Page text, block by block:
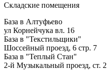
Складские помещения
База в Алтуфьево
ул Корнейчука вл. 16
База в "Текстильщики"
Шоссейный проезд, 6 стр. 7
База в "Теплый Стан"
2-й Музыкальный проезд, ст. 2